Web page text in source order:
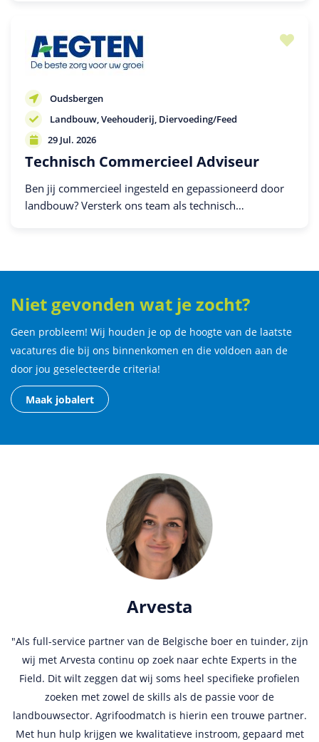
Oudsbergen
Landbouw Veehouderij Diervoeding/Feed
29 Jul. 2026
Technisch Commercieel Adviseur
Ben jij commercieel ingesteld en gepassioneerd door
landbouw? Versterk ons team als technisch
Niet gevonden wat je zocht?
Geen probleem! Wij houden je op de hoogte van de laatste
vacatures die bij ons binnenkomen en die voldoen aan de
door jou geselecteerde criteria!
Maak jobalert
Arvesta
"Als full-service partner van de Belgische boer en tuinder, zijn
wij met Arvesta continu op zoek naar echte Experts in the
Field. Dit wilt zeggen dat wij soms heel specifieke profielen
zoeken met zowel de skills als de passie voor de
landbouwsector. Agrifoodmatch is hierin een trouwe partner.
Met hun hulp krijgen we kwalitatieve instroom, gepaard met
Match Recruitment
Vanaf het begin maken wij regelmatig gebruik van
AgriFoodMatch om de juiste kandidaat te vinden. De mix van
adverteren op deze jobsite in combinatie met onze eigen
´direct search´ is een zeer succesvolle combinatie. Door op
AgriFoodMatch aanwezig te zijn, weten meer kandidaten ons
te vinden. In België is AgriFoodMatch de marktleider en voor
Human Capital International
De communicatie met AgriFoodMatch is altijd goed. Ik vind
het leuk dat ik alleen een e-mail moet sturen en mijn job kan
plaatsen. Ik zou zeggen dat alles goed verloopt. Wij zijn blij
met AgriFoodMatch.
Alle werkgevers bekijken